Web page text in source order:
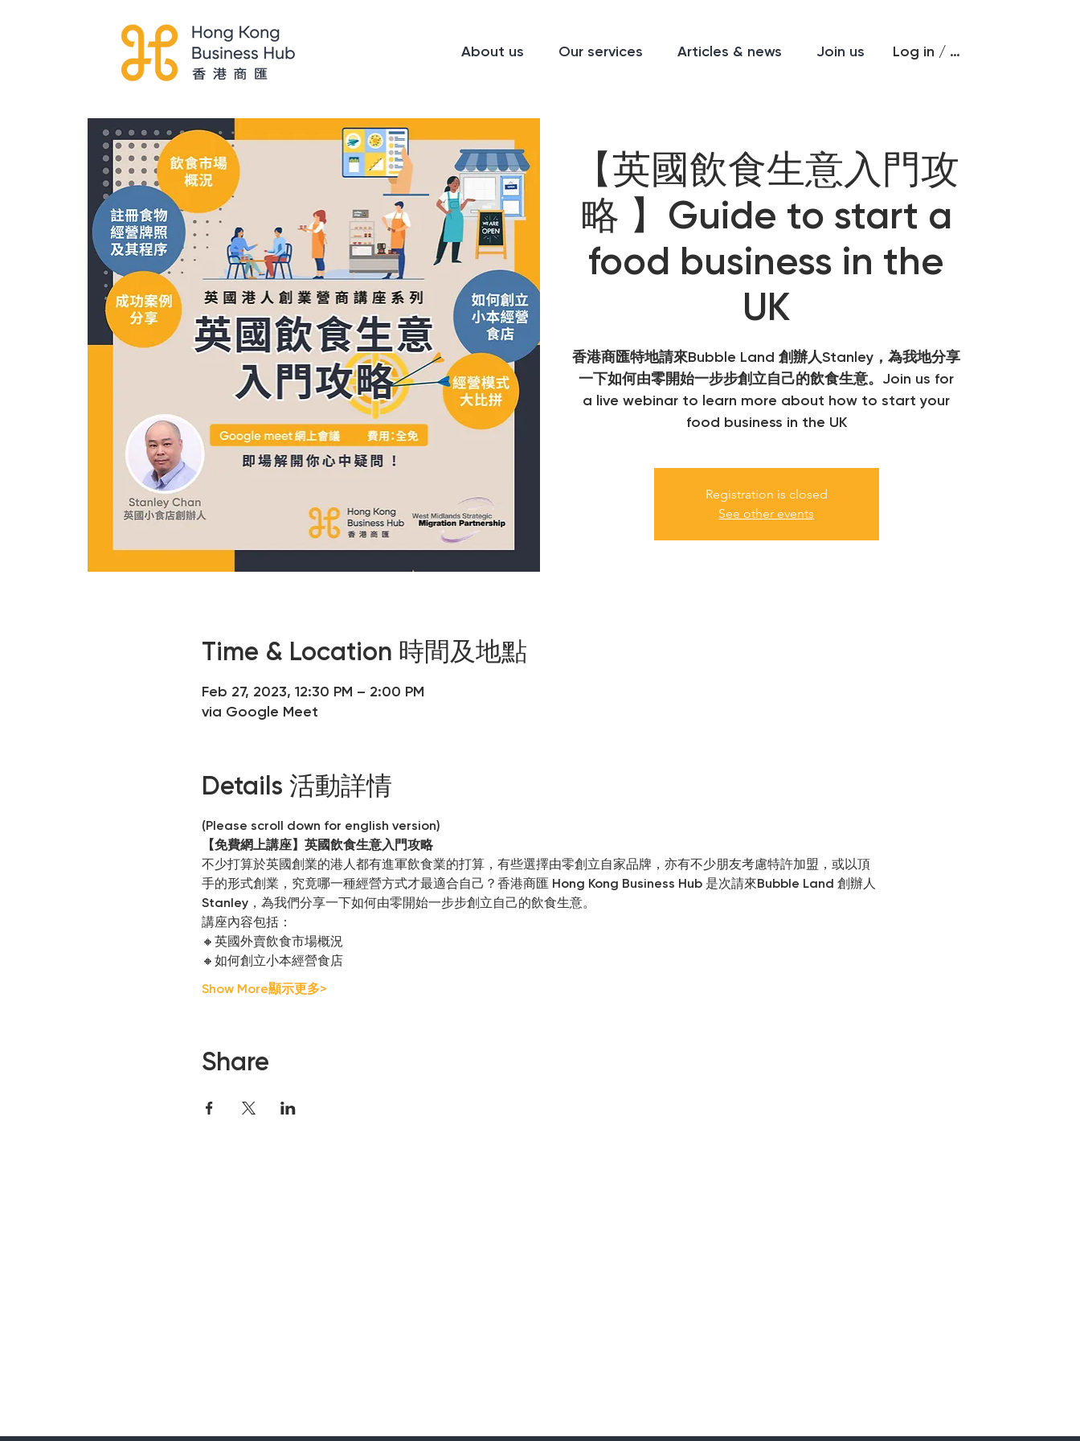
About us Our services Articles & news Join us Log in / Sign up
【英國飲食生意入門攻
略 】Guide to start a
food business in the
UK
香港商匯特地請來Bubble Land 創辦人Stanley，為我地分享
一下如何由零開始一步步創立自己的飲食生意。Join us for
a live webinar to learn more about how to start your
food business in the UK
Registration is closed
See other events
Time & Location 時間及地點
Feb 27, 2023, 12:30 PM – 2:00 PM
via Google Meet
Details 活動詳情
(Please scroll down for english version)
【免費網上講座】英國飲食生意入門攻略
不少打算於英國創業的港人都有進軍飲食業的打算，有些選擇由零創立自家品牌，亦有不少朋友考慮特許加盟，或以頂
手的形式創業，究竟哪一種經營方式才最適合自己？香港商匯 Hong Kong Business Hub 是次請來Bubble Land 創辦人
Stanley，為我們分享一下如何由零開始一步步創立自己的飲食生意。
講座內容包括：
🔸英國外賣飲食市場概況
🔸如何創立小本經營食店
Show More顯示更多>
Share